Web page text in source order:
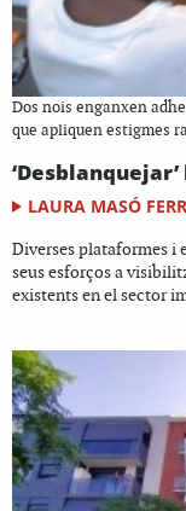
Dos nois enganxen
que apliquen estigmes
LAURA MASÓ
Diverses plataformes i
seus esforços a
existents en el sector